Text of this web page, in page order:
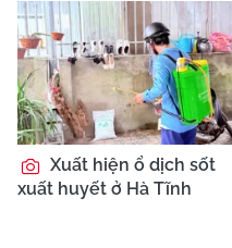
Xuất hiện ổ dịch sốt
xuất huyết ở Hà Tĩnh